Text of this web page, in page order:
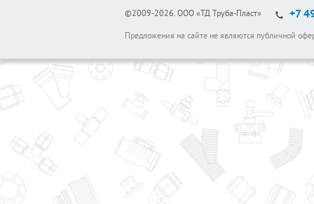
©2009-2026. ООО «ТД Труба-Пласт» +7
Предложения на сайте не являются публичной